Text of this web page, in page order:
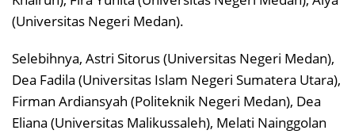
(Universitas Negeri Medan).
Selebihnya, Astri Sitorus (Universitas Negeri Medan),
Dea Fadila (Universitas Islam Negeri Sumatera Utara),
Firman Ardiansyah (Politeknik Negeri Medan), Dea
Eliana (Universitas Malikussaleh), Melati Nainggolan